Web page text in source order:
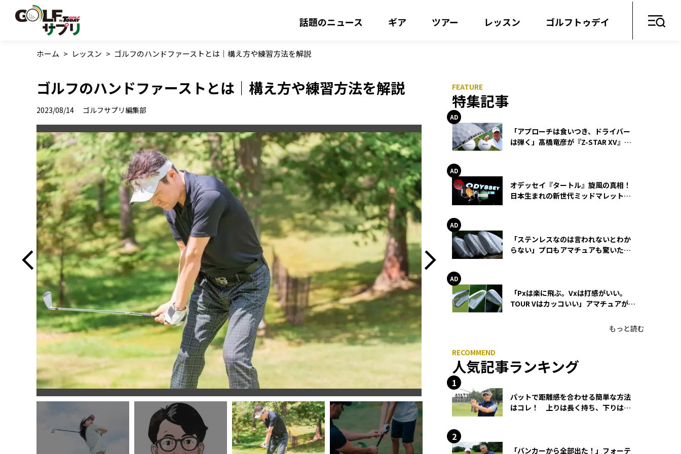
話題のニュース ギア ツアー レッスン ゴルフトゥデイ
ホーム > レッスン > ゴルフのハンドファーストとは｜構え方や練習方法を解説
ゴルフのハンドファーストとは｜構え方や練習方法を解説
2023/08/14 ゴルフサプリ編集部 特集記事
「アプローチは食いつき、ドライバー
は弾く」髙橋竜彦が『Z-STAR XV』を
オデッセイ『タートル』旋風の真相！
日本生まれの新世代ミッドマレットが
「ステンレスなのは言われないとわか
らない」プロもアマチュアも驚いた
「Pxは楽に飛ぶ。Vxは打感がいい。
TOUR Vはカッコいい」アマチュアが選
もっと読む
人気記事ランキング
パットで距離感を合わせる簡単な方法
はコレ！ 上りは長く持ち、下りは短
「バンカーから全部出た！」フォーテ